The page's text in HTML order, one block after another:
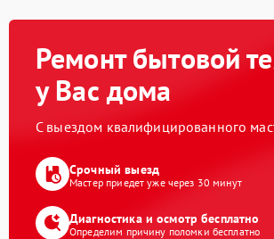
Ремонт бытовой
у Вас дома
С выездом квалифицированного
Срочный выезд
Мастер приедет уже через 30 минут
Диагностика и осмотр бесплатно
Определим причину поломки бесплатно